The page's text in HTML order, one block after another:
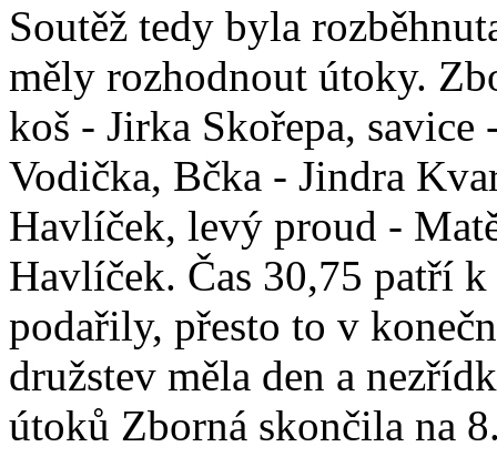
Soutěž tedy byla
měly rozhodnout útoky.
koš - Jirka Skořepa,
Vodička, Bčka - Jindra
Havlíček, levý proud -
Havlíček. Čas 30,75 patří
podařily, přesto to v
družstev měla den a
útoků Zborná skončila na